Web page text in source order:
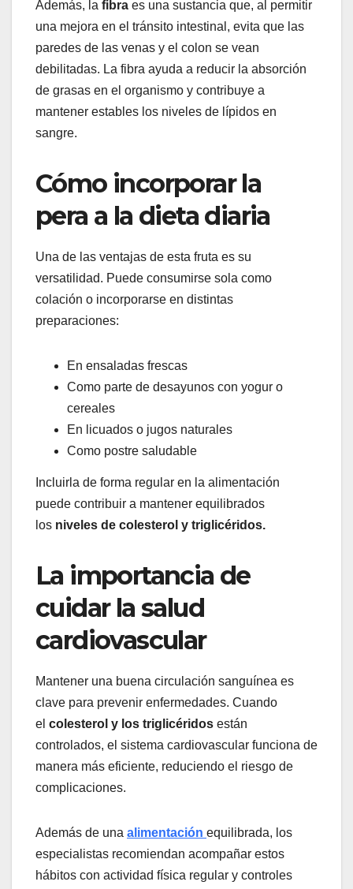
Además, la fibra es una sustancia que, al permitir
una mejora en el tránsito intestinal, evita que las
paredes de las venas y el colon se vean
debilitadas. La fibra ayuda a reducir la absorción
de grasas en el organismo y contribuye a
mantener estables los niveles de lípidos en
sangre.
Cómo incorporar la
pera a la dieta diaria
Una de las ventajas de esta fruta es su
versatilidad. Puede consumirse sola como
colación o incorporarse en distintas
preparaciones:
En ensaladas frescas
Como parte de desayunos con yogur o
cereales
En licuados o jugos naturales
Como postre saludable
Incluirla de forma regular en la alimentación
puede contribuir a mantener equilibrados
los niveles de colesterol y triglicéridos.
La importancia de
cuidar la salud
cardiovascular
Mantener una buena circulación sanguínea es
clave para prevenir enfermedades. Cuando
el colesterol y los triglicéridos están
controlados, el sistema cardiovascular funciona de
manera más eficiente, reduciendo el riesgo de
complicaciones.
Además de una alimentación equilibrada, los
especialistas recomiendan acompañar estos
hábitos con actividad física regular y controles